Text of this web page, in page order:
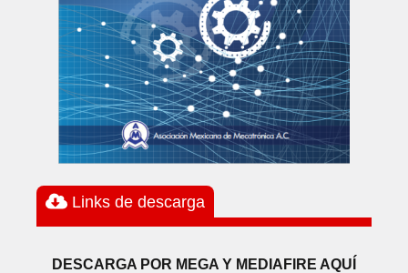
Links de descarga
DESCARGA POR MEGA Y MEDIAFIRE AQUÍ